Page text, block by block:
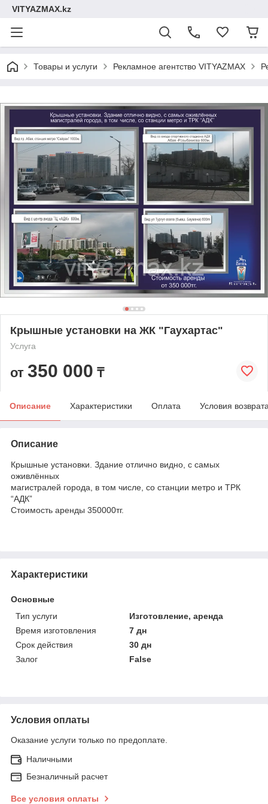
VITYAZMAX.kz
Товары и услуги Рекламное агентство VITYAZMAX
Крышные установки на ЖК "Гаухартас"
Услуга
от 350 000 ₸
Описание Характеристики Оплата Условия
Описание
Крышные установки. Здание отлично видно, с самых
оживлённых
магистралей города, в том числе, со станции метро и ТРК
“АДК”
Стоимость аренды 350000тг.
Характеристики
Основные
Тип услуги
Изготовление, аренда
Время изготовления
7 дн
Срок действия
30 дн
Залог
False
Условия оплаты
Оказание услуги только по предоплате.
Наличными
Безналичный расчет
Все условия оплаты